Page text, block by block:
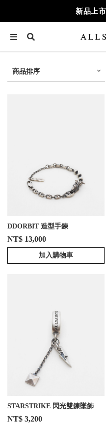
新品上
商品排序
DDORBIT 造型手鍊
NT$ 13,000
加入購物車
STARSTRIKE 閃光雙鍊墜飾
NT$ 3,200